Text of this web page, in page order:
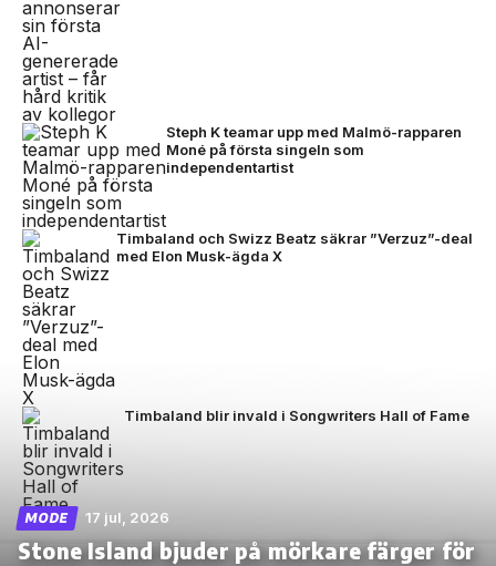
Steph K teamar upp med Malmö-rapparen
Moné på första singeln som
independentartist
Timbaland och Swizz Beatz säkrar ”Verzuz”-deal
med Elon Musk-ägda X
Timbaland blir invald i Songwriters Hall of Fame
MODE 17 jul, 2026
Stone Island bjuder på mörkare färger för